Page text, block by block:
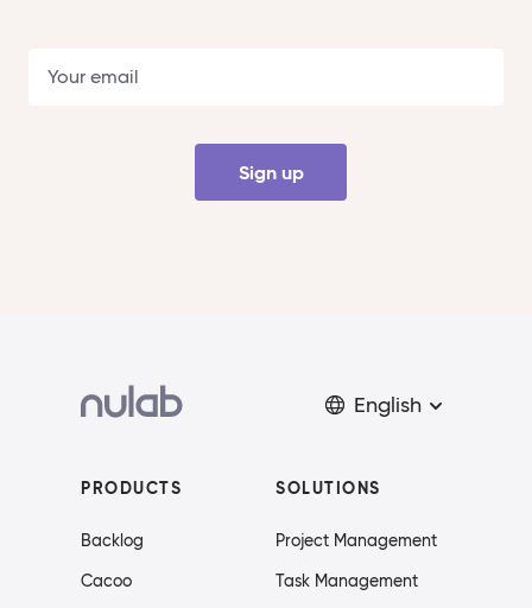
Sign up
English
PRODUCTS
Backlog
Cacoo
SOLUTIONS
Project Management
Task Management